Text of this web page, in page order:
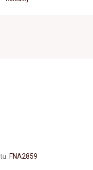
FNA2859